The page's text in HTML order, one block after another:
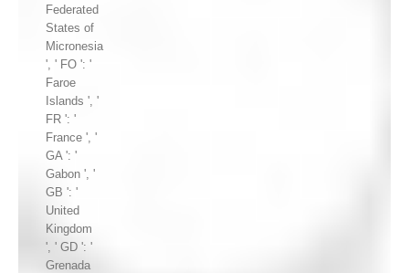
Federated
States of
Micronesia
', ' FO ': '
Faroe
Islands ', '
FR ': '
France ', '
GA ': '
Gabon ', '
GB ': '
United
Kingdom
', ' GD ': '
Grenada